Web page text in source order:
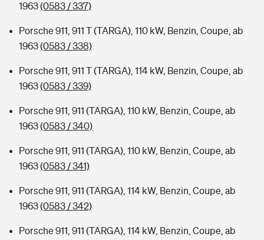
1963(0583 / 337)
Porsche 911, 911 T (TARGA), 110 kW, Benzin, Coupe, ab
1963(0583 / 338)
Porsche 911, 911 T (TARGA), 114 kW, Benzin, Coupe, ab
1963(0583 / 339)
Porsche 911, 911 (TARGA), 110 kW, Benzin, Coupe, ab
1963(0583 / 340)
Porsche 911, 911 (TARGA), 110 kW, Benzin, Coupe, ab
1963(0583 / 341)
Porsche 911, 911 (TARGA), 114 kW, Benzin, Coupe, ab
1963(0583 / 342)
Porsche 911, 911 (TARGA), 114 kW, Benzin, Coupe, ab